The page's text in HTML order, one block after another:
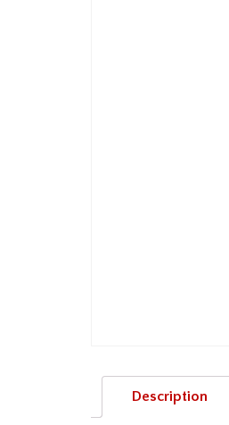
Description